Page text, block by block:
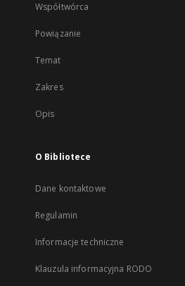
Współtwórca
Powiązanie
Temat
Zakres
Opis
O Bibliotece
Dane kontaktowe
Regulamin
Informacje techniczne
Klauzula informacyjna RODO